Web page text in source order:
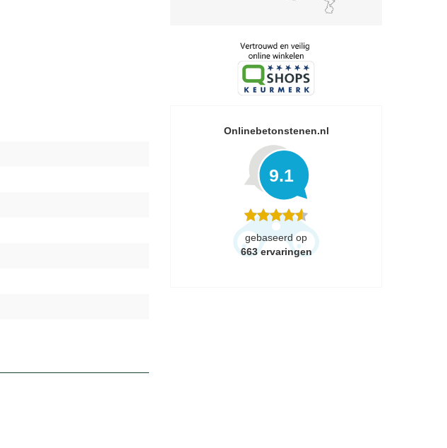
Onlinebetonstenen.nl
9.1
gebaseerd op
663 ervaringen